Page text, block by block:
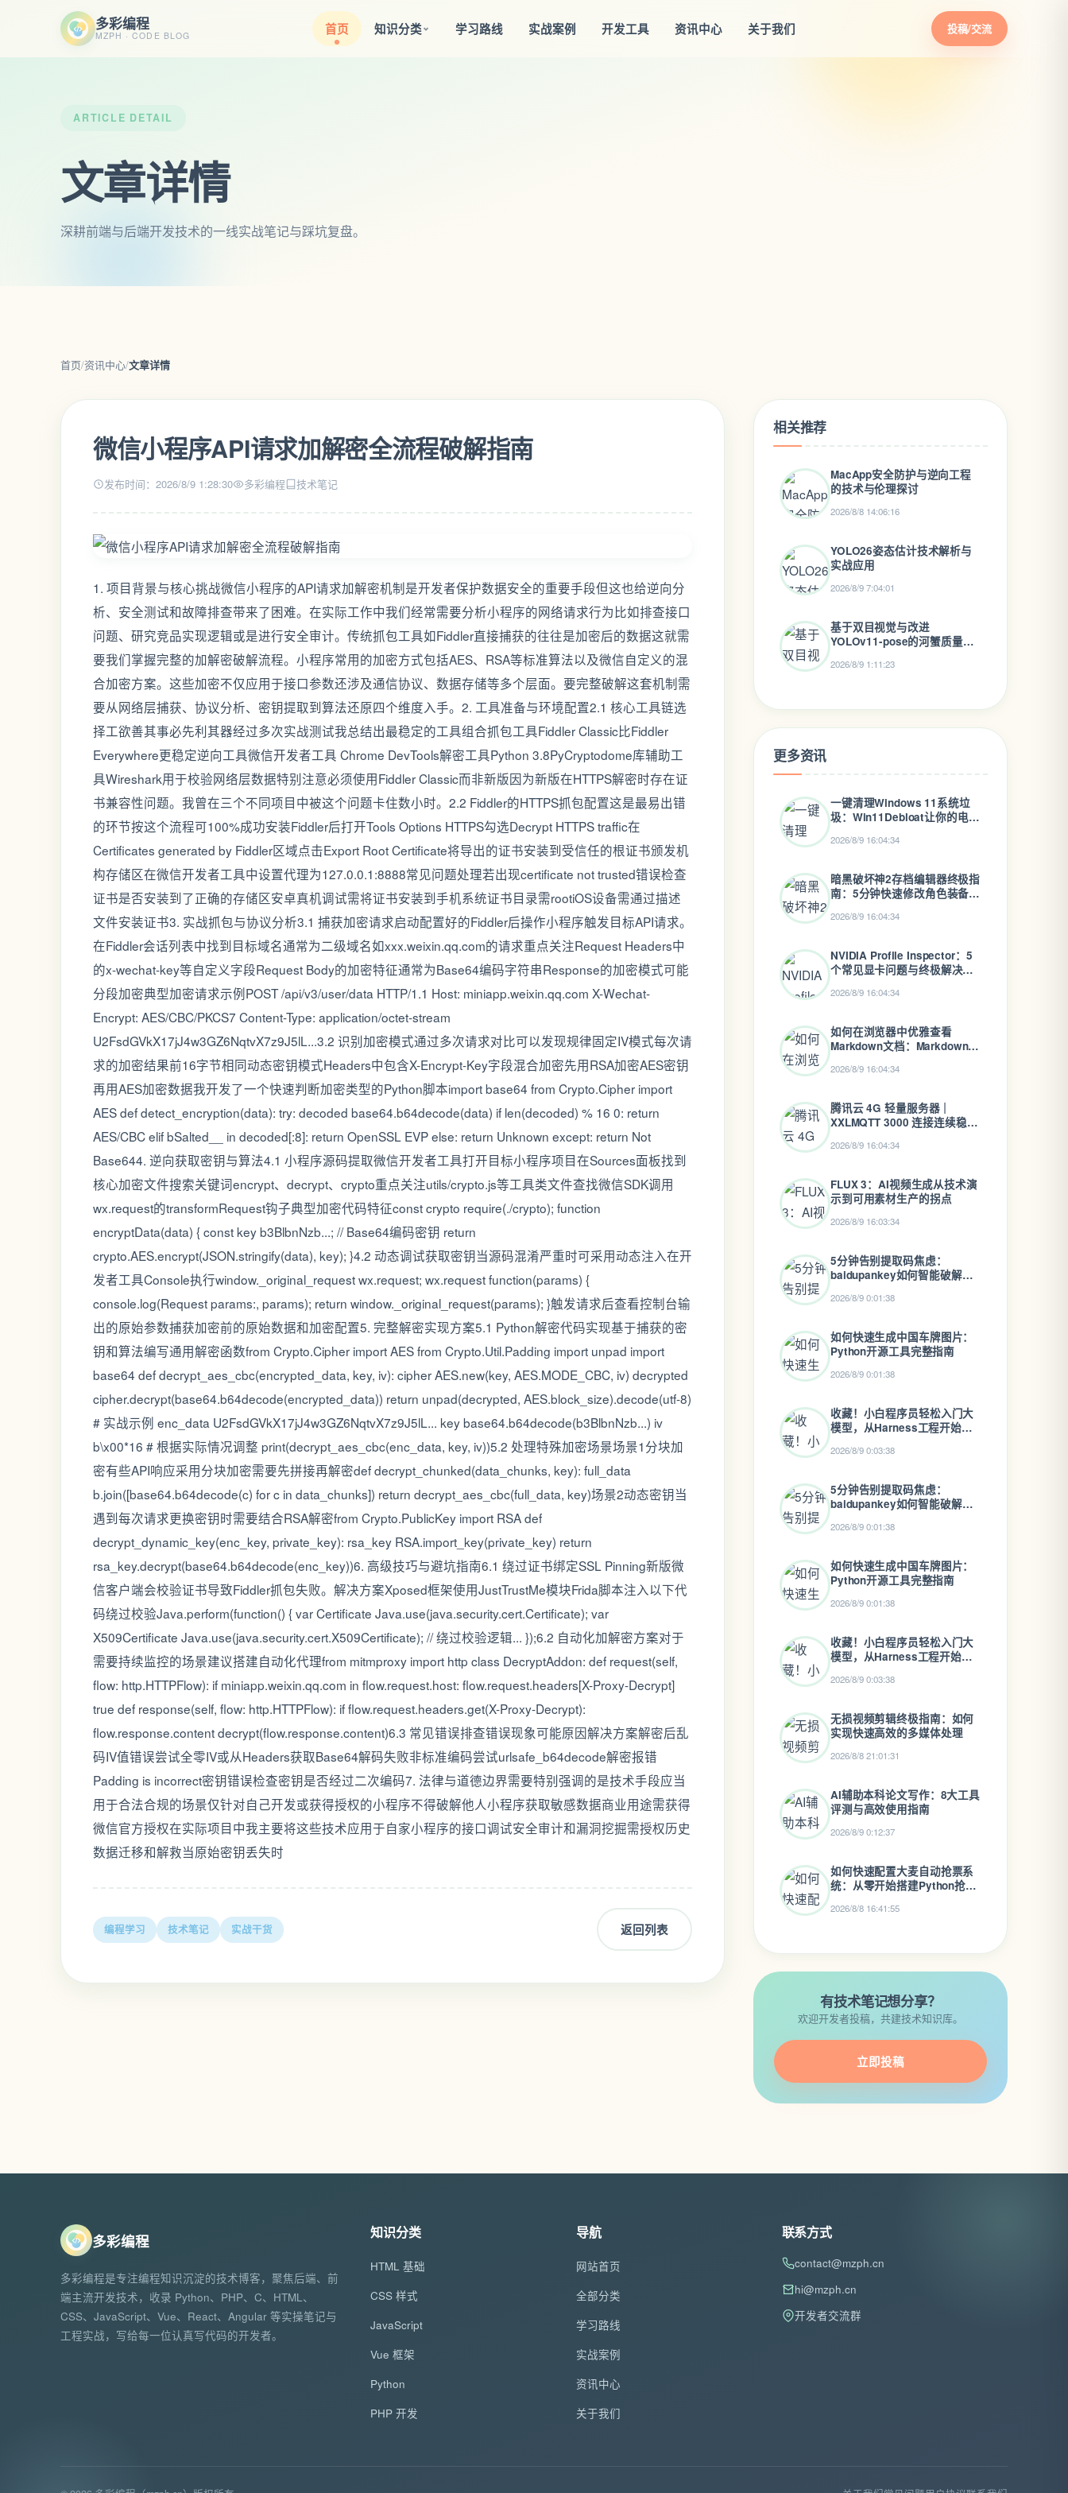
多彩编程
MZPH · CODE BLOG 首页 知识分类 学习路线 实战案例 开发工具 资讯中心 关于我们 投稿/交流
ARTICLE DETAIL
文章详情
深耕前端与后端开发技术的一线实战笔记与踩坑复盘。
首页/资讯中心/文章详情
微信小程序API请求加解密全流程破解指南
发布时间：2026/8/9 1:28:30 多彩编程 技术笔记
1. 项目背景与核心挑战微信小程序的API请求加解密机制是开发者保护数据安全的重要手段但这也给逆向分
析、安全测试和故障排查带来了困难。在实际工作中我们经常需要分析小程序的网络请求行为比如排查接口
问题、研究竞品实现逻辑或是进行安全审计。传统抓包工具如Fiddler直接捕获的往往是加密后的数据这就需
要我们掌握完整的加解密破解流程。小程序常用的加密方式包括AES、RSA等标准算法以及微信自定义的混
合加密方案。这些加密不仅应用于接口参数还涉及通信协议、数据存储等多个层面。要完整破解这套机制需
要从网络层捕获、协议分析、密钥提取到算法还原四个维度入手。2. 工具准备与环境配置2.1 核心工具链选
择工欲善其事必先利其器经过多次实战测试我总结出最稳定的工具组合抓包工具Fiddler Classic比Fiddler
Everywhere更稳定逆向工具微信开发者工具 Chrome DevTools解密工具Python 3.8PyCryptodome库辅助工
具Wireshark用于校验网络层数据特别注意必须使用Fiddler Classic而非新版因为新版在HTTPS解密时存在证
书兼容性问题。我曾在三个不同项目中被这个问题卡住数小时。2.2 Fiddler的HTTPS抓包配置这是最易出错
的环节按这个流程可100%成功安装Fiddler后打开Tools Options HTTPS勾选Decrypt HTTPS traffic在
Certificates generated by Fiddler区域点击Export Root Certificate将导出的证书安装到受信任的根证书颁发机
构存储区在微信开发者工具中设置代理为127.0.0.1:8888常见问题处理若出现certificate not trusted错误检查
证书是否安装到了正确的存储区安卓真机调试需将证书安装到手机系统证书目录需rootiOS设备需通过描述
文件安装证书3. 实战抓包与协议分析3.1 捕获加密请求启动配置好的Fiddler后操作小程序触发目标API请求。
在Fiddler会话列表中找到目标域名通常为二级域名如xxx.weixin.qq.com的请求重点关注Request Headers中
的x-wechat-key等自定义字段Request Body的加密特征通常为Base64编码字符串Response的加密模式可能
分段加密典型加密请求示例POST /api/v3/user/data HTTP/1.1 Host: miniapp.weixin.qq.com X-Wechat-
Encrypt: AES/CBC/PKCS7 Content-Type: application/octet-stream
U2FsdGVkX17jJ4w3GZ6NqtvX7z9J5lL...3.2 识别加密模式通过多次请求对比可以发现规律固定IV模式每次请
求的加密结果前16字节相同动态密钥模式Headers中包含X-Encrypt-Key字段混合加密先用RSA加密AES密钥
再用AES加密数据我开发了一个快速判断加密类型的Python脚本import base64 from Crypto.Cipher import
AES def detect_encryption(data): try: decoded base64.b64decode(data) if len(decoded) % 16 0: return
AES/CBC elif bSalted__ in decoded[:8]: return OpenSSL EVP else: return Unknown except: return Not
Base644. 逆向获取密钥与算法4.1 小程序源码提取微信开发者工具打开目标小程序项目在Sources面板找到
核心加密文件搜索关键词encrypt、decrypt、crypto重点关注utils/crypto.js等工具类文件查找微信SDK调用
wx.request的transformRequest钩子典型加密代码特征const crypto require(./crypto); function
encryptData(data) { const key b3BlbnNzb...; // Base64编码密钥 return
crypto.AES.encrypt(JSON.stringify(data), key); }4.2 动态调试获取密钥当源码混淆严重时可采用动态注入在开
发者工具Console执行window._original_request wx.request; wx.request function(params) {
console.log(Request params:, params); return window._original_request(params); }触发请求后查看控制台输
出的原始参数捕获加密前的原始数据和加密配置5. 完整解密实现方案5.1 Python解密代码实现基于捕获的密
钥和算法编写通用解密函数from Crypto.Cipher import AES from Crypto.Util.Padding import unpad import
base64 def decrypt_aes_cbc(encrypted_data, key, iv): cipher AES.new(key, AES.MODE_CBC, iv) decrypted
cipher.decrypt(base64.b64decode(encrypted_data)) return unpad(decrypted, AES.block_size).decode(utf-8)
# 实战示例 enc_data U2FsdGVkX17jJ4w3GZ6NqtvX7z9J5lL... key base64.b64decode(b3BlbnNzb...) iv
b\x00*16 # 根据实际情况调整 print(decrypt_aes_cbc(enc_data, key, iv))5.2 处理特殊加密场景场景1分块加
密有些API响应采用分块加密需要先拼接再解密def decrypt_chunked(data_chunks, key): full_data
b.join([base64.b64decode(c) for c in data_chunks]) return decrypt_aes_cbc(full_data, key)场景2动态密钥当
遇到每次请求更换密钥时需要结合RSA解密from Crypto.PublicKey import RSA def
decrypt_dynamic_key(enc_key, private_key): rsa_key RSA.import_key(private_key) return
rsa_key.decrypt(base64.b64decode(enc_key))6. 高级技巧与避坑指南6.1 绕过证书绑定SSL Pinning新版微
信客户端会校验证书导致Fiddler抓包失败。解决方案Xposed框架使用JustTrustMe模块Frida脚本注入以下代
码绕过校验Java.perform(function() { var Certificate Java.use(java.security.cert.Certificate); var
X509Certificate Java.use(java.security.cert.X509Certificate); // 绕过校验逻辑... });6.2 自动化加解密方案对于
需要持续监控的场景建议搭建自动化代理from mitmproxy import http class DecryptAddon: def request(self,
flow: http.HTTPFlow): if miniapp.weixin.qq.com in flow.request.host: flow.request.headers[X-Proxy-Decrypt]
true def response(self, flow: http.HTTPFlow): if flow.request.headers.get(X-Proxy-Decrypt):
flow.response.content decrypt(flow.response.content)6.3 常见错误排查错误现象可能原因解决方案解密后乱
码IV值错误尝试全零IV或从Headers获取Base64解码失败非标准编码尝试urlsafe_b64decode解密报错
Padding is incorrect密钥错误检查密钥是否经过二次编码7. 法律与道德边界需要特别强调的是技术手段应当
用于合法合规的场景仅针对自己开发或获得授权的小程序不得破解他人小程序获取敏感数据商业用途需获得
微信官方授权在实际项目中我主要将这些技术应用于自家小程序的接口调试安全审计和漏洞挖掘需授权历史
数据迁移和解救当原始密钥丢失时
编程学习 技术笔记 实战干货 返回列表
相关推荐
MacApp安全防护与逆向工程
的技术与伦理探讨
2026/8/8 14:06:16
YOLO26姿态估计技术解析与
实战应用
2026/8/9 7:04:01
基于双目视觉与改进
YOLOv11-pose的河蟹质量估
2026/8/9 1:11:23
更多资讯
一键清理Windows 11系统垃
圾：Win11Debloat让你的电脑
2026/8/9 16:04:34
暗黑破坏神2存档编辑器终极指
南：5分钟快速修改角色装备属
2026/8/9 16:04:34
NVIDIA Profile Inspector：5
个常见显卡问题与终极解决方
2026/8/9 16:04:34
如何在浏览器中优雅查看
Markdown文档：Markdown
2026/8/9 16:04:34
腾讯云 4G 轻量服务器｜
XXLMQTT 3000 连接连续稳定
2026/8/9 16:04:34
FLUX 3：AI视频生成从技术演
示到可用素材生产的拐点
2026/8/9 16:03:34
5分钟告别提取码焦虑：
baidupankey如何智能破解百
2026/8/9 0:01:38
如何快速生成中国车牌图片：
Python开源工具完整指南
2026/8/9 0:01:38
收藏！小白程序员轻松入门大
模型，从Harness工程开始实
2026/8/9 0:03:38
5分钟告别提取码焦虑：
baidupankey如何智能破解百
2026/8/9 0:01:38
如何快速生成中国车牌图片：
Python开源工具完整指南
2026/8/9 0:01:38
收藏！小白程序员轻松入门大
模型，从Harness工程开始实
2026/8/9 0:03:38
无损视频剪辑终极指南：如何
实现快速高效的多媒体处理
2026/8/8 21:01:31
AI辅助本科论文写作：8大工具
评测与高效使用指南
2026/8/9 0:12:37
如何快速配置大麦自动抢票系
统：从零开始搭建Python抢票
2026/8/8 16:41:55
有技术笔记想分享？
欢迎开发者投稿，共建技术知识库。
立即投稿
多彩编程
多彩编程是专注编程知识沉淀的技术博客，聚焦后端、前
端主流开发技术，收录 Python、PHP、C、HTML、
CSS、JavaScript、Vue、React、Angular 等实操笔记与
工程实战，写给每一位认真写代码的开发者。
知识分类
HTML 基础
CSS 样式
JavaScript
Vue 框架
Python
PHP 开发
导航
网站首页
全部分类
学习路线
实战案例
资讯中心
关于我们
联系方式
contact@mzph.cn
hi@mzph.cn
开发者交流群